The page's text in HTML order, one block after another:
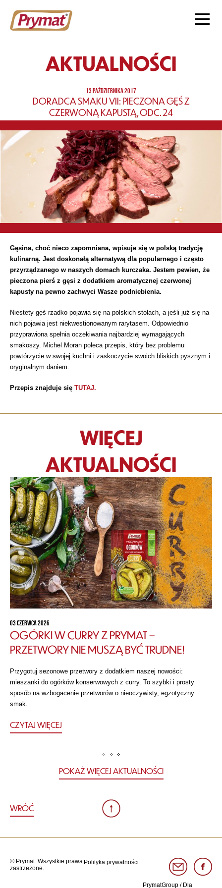
AKTUALNOŚCI
13 PAŹDZIERNIKA 2017
DORADCA SMAKU VII: PIECZONA GĘŚ Z
CZERWONĄ KAPUSTĄ, ODC. 24
Gęsina, choć nieco zapomniana, wpisuje się w polską tradycję
kulinarną. Jest doskonałą alternatywą dla popularnego i często
przyrządzanego w naszych domach kurczaka. Jestem pewien, że
pieczona pierś z gęsi z dodatkiem aromatycznej czerwonej
kapusty na pewno zachwyci Wasze podniebienia.
Niestety gęś rzadko pojawia się na polskich stołach, a jeśli już się na
nich pojawia jest niekwestionowanym rarytasem. Odpowiednio
przyprawiona spełnia oczekiwania najbardziej wymagających
smakoszy. Michel Moran poleca przepis, który bez problemu
powtórzycie w swojej kuchni i zaskoczycie swoich bliskich pysznym i
oryginalnym daniem.
Przepis znajduje się TUTAJ.
WIĘCEJ
AKTUALNOŚCI
03 CZERWCA 2026
OGÓRKI W CURRY Z PRYMAT –
PRZETWORY NIE MUSZĄ BYĆ TRUDNE!
Przygotuj sezonowe przetwory z dodatkiem naszej nowości:
mieszanki do ogórków konserwowych z curry. To szybki i prosty
sposób na wzbogacenie przetworów o nieoczywisty, egzotyczny
smak.
CZYTAJ WIĘCEJ
POKAŻ WIĘCEJ AKTUALNOŚCI
WRÓĆ
© Prymat. Wszystkie prawa
zastrzeżone.
Polityka prywatności
PrymatGroup / Dla